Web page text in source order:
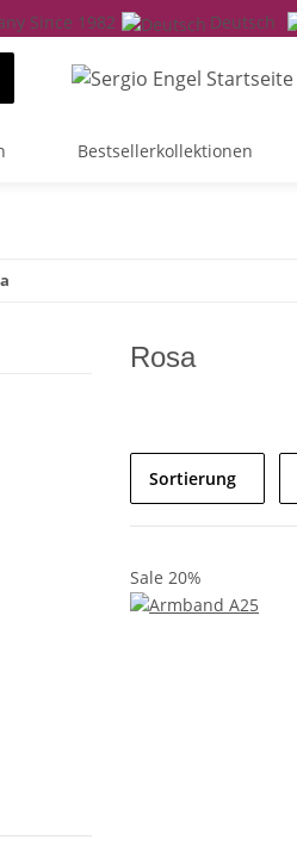
Since 1982 Deutsch
Bestsellerkollektionen
Rosa
Sortierung
Sale 20%